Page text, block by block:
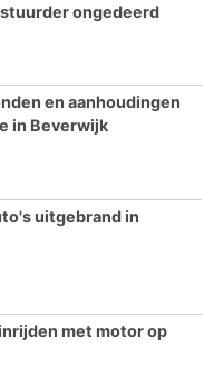
ongedeerd
en aanhoudingen
in Beverwijk
uitgebrand in
met motor op